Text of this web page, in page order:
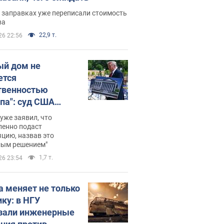
уже переписали стоимость
22:56 22,9 т.
дом не
суд США
зала
400 млн
заявил, что
подаст
назвав это
решением"
23:54 1,7 т.
меняет не только
в НГУ
инженерные